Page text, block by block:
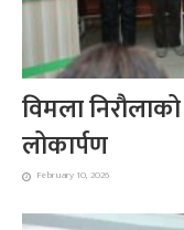
विमला
लोकार्पण
February 10, 2026